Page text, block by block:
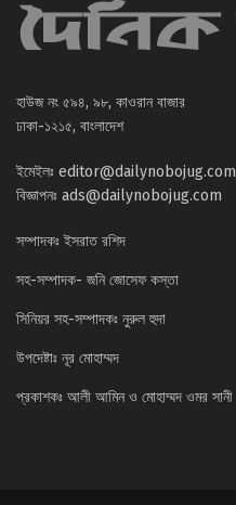
হাউজ নং ৫৯৪, ৯৮, কাওরান বাজার
ঢাকা-১২১৫, বাংলাদেশ
ইমেইলঃ editor@dailynobojug.com
বিজ্ঞাপনঃ ads@dailynobojug.com
সম্পাদকঃ ইসরাত রশিদ
সহ-সম্পাদক- জনি জোসেফ কস্তা
সিনিয়র সহ-সম্পাদকঃ নুরুল হুদা
উপদেষ্টাঃ নূর মোহাম্মদ
প্রকাশকঃ আলী আমিন ও মোহাম্মদ ওমর সানী